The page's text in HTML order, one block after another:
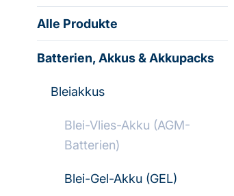
Alle Produkte
Batterien, Akkus & Akkupacks
Bleiakkus
Blei-Vlies-Akku (AGM-
Batterien)
Blei-Gel-Akku (GEL)